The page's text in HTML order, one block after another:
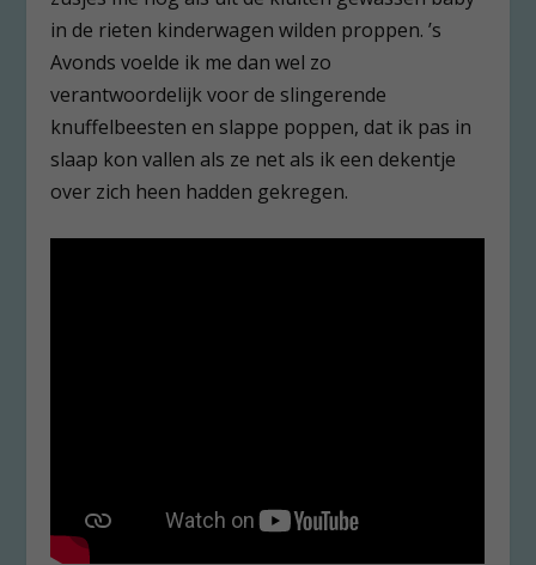
in de rieten kinderwagen wilden proppen. ’s
Avonds voelde ik me dan wel zo
verantwoordelijk voor de slingerende
knuffelbeesten en slappe poppen, dat ik pas in
slaap kon vallen als ze net als ik een dekentje
over zich heen hadden gekregen.